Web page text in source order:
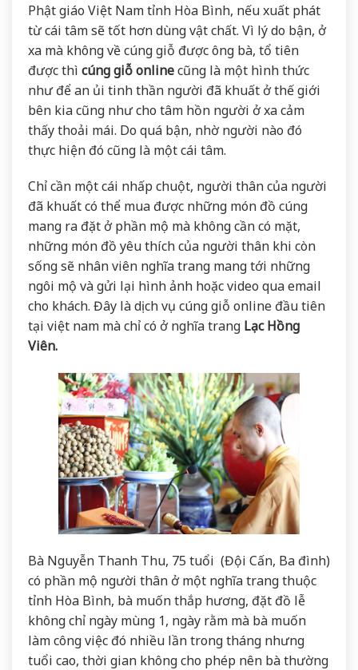
Phật giáo Việt Nam tỉnh Hòa Bình, nếu xuất phát
từ cái tâm sẽ tốt hơn dùng vật chất. Vì lý do bận, ở
xa mà không về cúng giỗ được ông bà, tổ tiên
được thì cúng giỗ onlinecũng là một hình thức
như để an ủi tinh thần người đã khuất ở thế giới
bên kia cũng như cho tâm hồn người ở xa cảm
thấy thoải mái. Do quá bận, nhờ người nào đó
thực hiện đó cũng là một cái tâm.
Chỉ cần một cái nhấp chuột, người thân của người
đã khuất có thể mua được những món đồ cúng
mang ra đặt ở phần mộ mà không cần có mặt,
những món đồ yêu thích của người thân khi còn
sống sẽ nhân viên nghĩa trang mang tới những
ngôi mộ và gửi lại hình ảnh hoặc video qua email
cho khách. Đây là dịch vụ cúng giỗ online đầu tiên
tại việt nam mà chỉ có ở nghĩa trang Lạc Hồng
Viên.
Bà Nguyễn Thanh Thu, 75 tuổi (Đội Cấn, Ba đình)
có phần mộ người thân ở một nghĩa trang thuộc
tỉnh Hòa Bình, bà muốn thắp hương, đặt đồ lễ
không chỉ ngày mùng 1, ngày rằm mà bà muốn
làm công việc đó nhiều lần trong tháng nhưng
tuổi cao, thời gian không cho phép nên bà thường